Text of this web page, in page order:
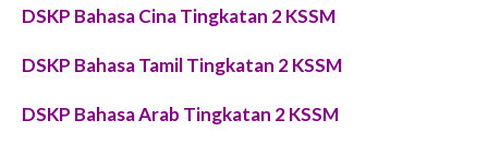
DSKP Bahasa Cina Tingkatan 2 KSSM
DSKP Bahasa Tamil Tingkatan 2 KSSM
DSKP Bahasa Arab Tingkatan 2 KSSM